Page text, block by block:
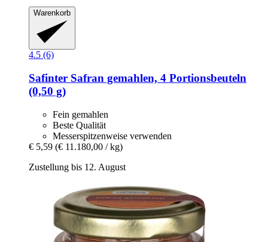
Warenkorb
4.5 (6)
Safinter Safran gemahlen, 4 Portionsbeuteln
(0,50 g)
Fein gemahlen
Beste Qualität
Messerspitzenweise verwenden
€ 5,59 (€ 11.180,00 / kg)
Zustellung bis 12. August